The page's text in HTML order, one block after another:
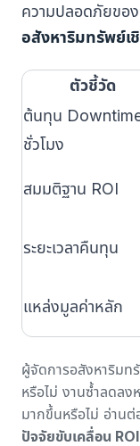
ความปลอดภัยขอ
อสังหาริมทรัพย์
ตัวชี้วัด
ต้นทุน
ชั่วโมง
สมมติฐาน ROI
ระยะเวลาคืนทุน
แหล่งมูลค่าหลัก
ผู้จัดการอสังหาริมท
หรือไม่ งานซ้ำลดลง
มากขึ้นหรือไม่ อ่านต่
ปัจจัยขับเคลื่อน